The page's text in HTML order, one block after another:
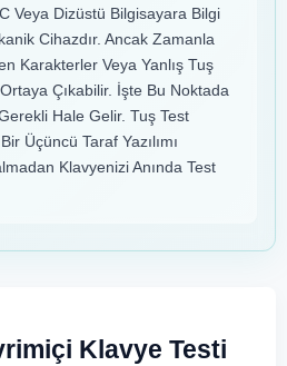
Veya Dizüstü Bilgisayara Bilgi
Cihazdır. Ancak Zamanla
Karakterler Veya Yanlış Tuş
Çıkabilir. İşte Bu Noktada
Hale Gelir. Tuş Test
Üçüncü Taraf Yazılımı
Klavyenizi Anında Test
Klavye Testi